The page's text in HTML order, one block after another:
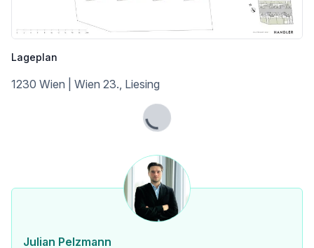
Lageplan
1230 Wien | Wien 23., Liesing
Lade...
Julian Pelzmann